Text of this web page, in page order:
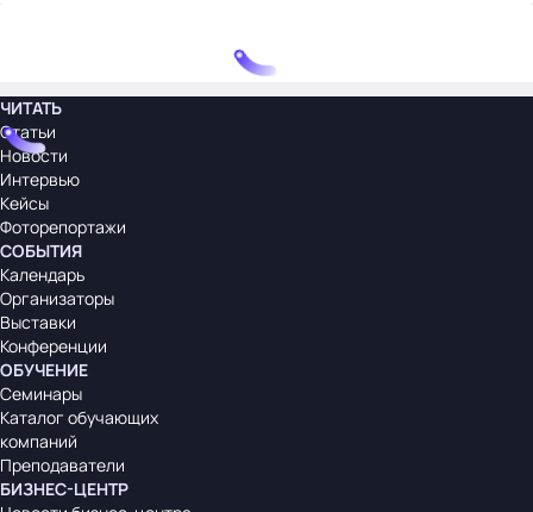
ЧИТАТЬ
Статьи
Новости
Интервью
Кейсы
Фоторепортажи
СОБЫТИЯ
Календарь
Организаторы
Выставки
Конференции
ОБУЧЕНИЕ
Семинары
Каталог обучающих
компаний
Преподаватели
БИЗНЕС-ЦЕНТР